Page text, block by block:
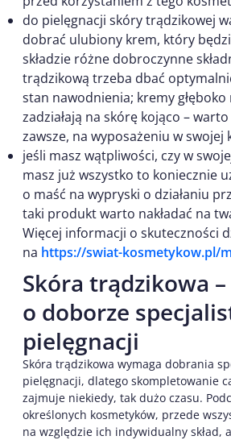
do pielęgnacji skóry trądzikowej
dobrać ulubiony krem, który
składzie różne dobroczynne
trądzikową trzeba dbać
stan nawodnienia; kremy głęboko
zadziałają na skórę kojąco –
zawsze, na wyposażeniu w swojej
jeśli masz wątpliwości, czy w
masz już wszystko to koniecznie
o maść na wypryski o działaniu
taki produkt warto nakładać na
Więcej informacji o skuteczności
na https://swiat-kosmetykow.pl/
Skóra trądzikowa
o doborze
pielęgnacji
Skóra trądzikowa wymaga dobrania
pielęgnacji, dlatego skompletowanie
zajmuje niekiedy, tak dużo czasu.
określonych kosmetyków, przede
na względzie ich indywidualny skład,